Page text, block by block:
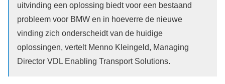
uitvinding een oplossing biedt voor een bestaand
probleem voor BMW en in hoeverre de nieuwe
vinding zich onderscheidt van de huidige
oplossingen, vertelt Menno Kleingeld, Managing
Director VDL Enabling Transport Solutions.